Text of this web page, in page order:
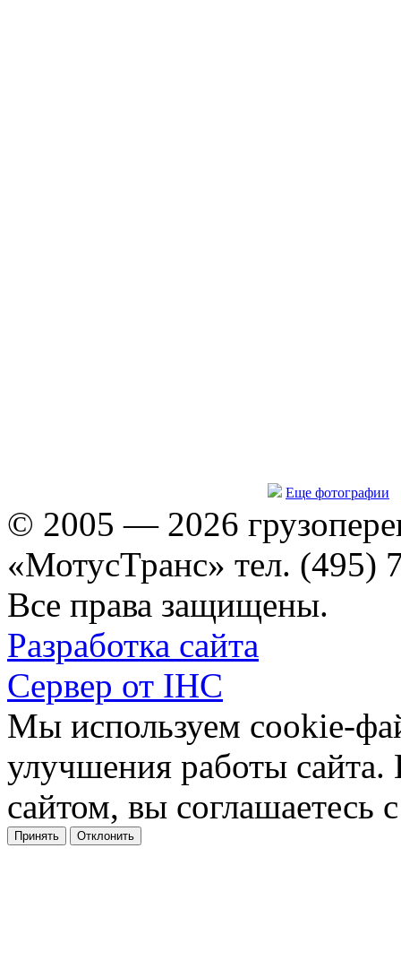
Еще фотографии
© 2005 — 2026
«МотусТранс» тел. (495)
Все права защищены.
Разработка сайта
Сервер от IHC
Мы используем cookie-
улучшения работы сайта.
сайтом, вы соглашаетесь
Принять Отклонить